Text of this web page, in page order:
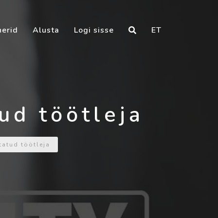
Alusta Logi sisse ET
töötleja
töötleja